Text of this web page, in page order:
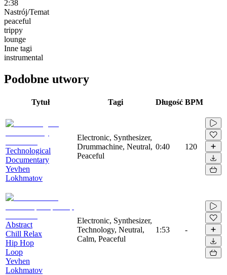
2:38
Nastrój/Temat
peaceful
trippy
lounge
Inne tagi
instrumental
Podobne utwory
Tytuł Tagi Długość BPM
Technological
Documentary
Yevhen
Lokhmatov
Electronic, Synthesizer,
Drummachine, Neutral,
Peaceful
0:40 120
Abstract
Chill Relax
Hip Hop
Loop
Yevhen
Lokhmatov
Electronic, Synthesizer,
Technology, Neutral,
Calm, Peaceful
1:53 -